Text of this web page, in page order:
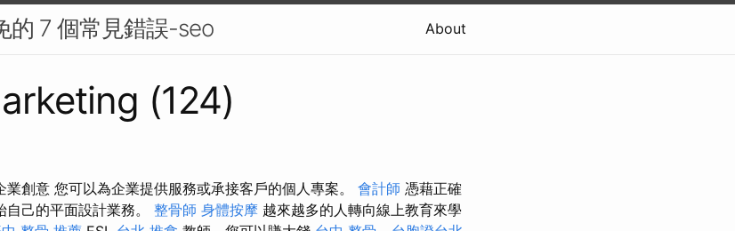
的 7 個常見錯誤-seo About
(124)
創意 您可以為企業提供服務或承接客戶的個人專案。 會計師 憑藉正確
己的平面設計業務。 整骨師 身體按摩 越來越多的人轉向線上教育來學